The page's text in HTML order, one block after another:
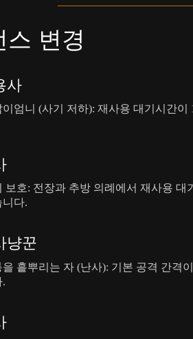
스 변경
사
이엄니 (사기 저하): 재사용 대기시간이
보호: 전장과 추방 의례에서 재사용 대
니다.
냥꾼
을 흩뿌리는 자 (난사): 기본 공격 간격
.